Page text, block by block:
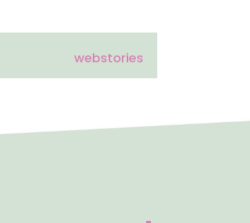
webstories